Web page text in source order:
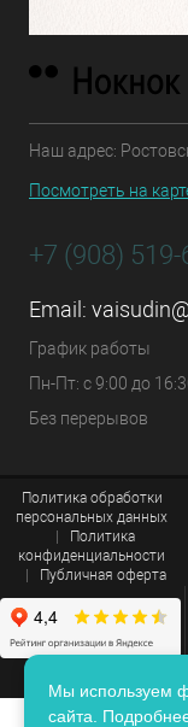
Мы используем
сайта.
Наш адрес:
Посмотреть на
+7 (908) 519-
Email:
График работы
Пн-Пт: с 9:00 до
Без перерывов
Политика обработки
персональных данных
Политика
конфиденциальности
Публичная оферта